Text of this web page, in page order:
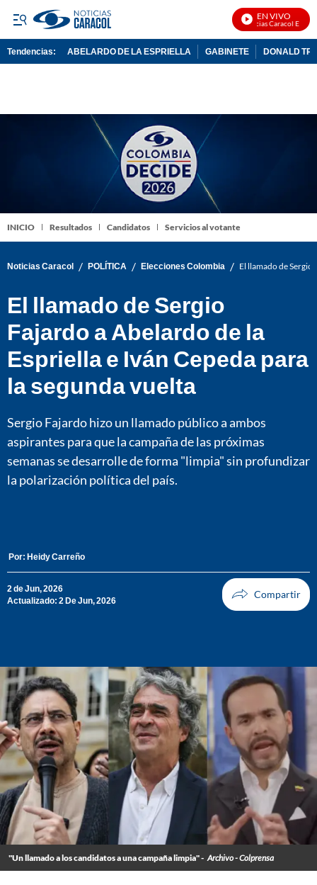
EN VIVO
Noticias Caracol En Vivo
Tendencias: ABELARDO DE LA ESPRIELLA GABINETE DONALD
INICIO Resultados Candidatos Servicios al votante
Noticias Caracol / POLÍTICA / Elecciones Colombia / El llamado de Sergio
El llamado de Sergio
Fajardo a Abelardo de la
Espriella e Iván Cepeda para
la segunda vuelta
Sergio Fajardo hizo un llamado público a ambos
aspirantes para que la campaña de las próximas
semanas se desarrolle de forma "limpia" sin profundizar
la polarización política del país.
Por: Heidy Carreño
2 de Jun, 2026
Actualizado: 2 De Jun, 2026
"Un llamado a los candidatos a una campaña limpia" - Archivo - Colprensa